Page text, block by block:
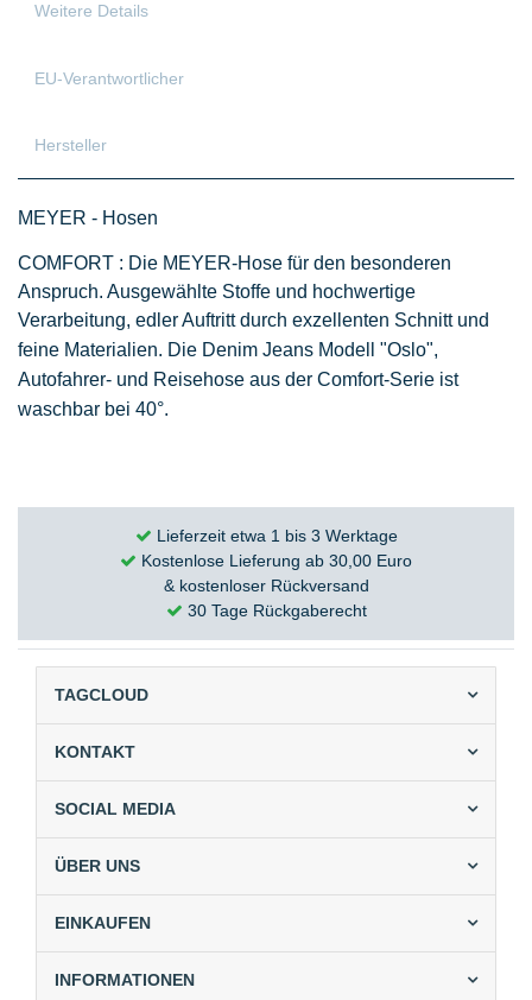
Weitere Details
EU-Verantwortlicher
Hersteller
MEYER - Hosen
COMFORT : Die MEYER-Hose für den besonderen
Anspruch. Ausgewählte Stoffe und hochwertige
Verarbeitung, edler Auftritt durch exzellenten Schnitt und
feine Materialien. Die Denim Jeans Modell "Oslo",
Autofahrer- und Reisehose aus der Comfort-Serie ist
waschbar bei 40°.
Lieferzeit etwa 1 bis 3 Werktage
Kostenlose Lieferung ab 30,00 Euro
& kostenloser Rückversand
30 Tage Rückgaberecht
TAGCLOUD
KONTAKT
SOCIAL MEDIA
ÜBER UNS
EINKAUFEN
INFORMATIONEN